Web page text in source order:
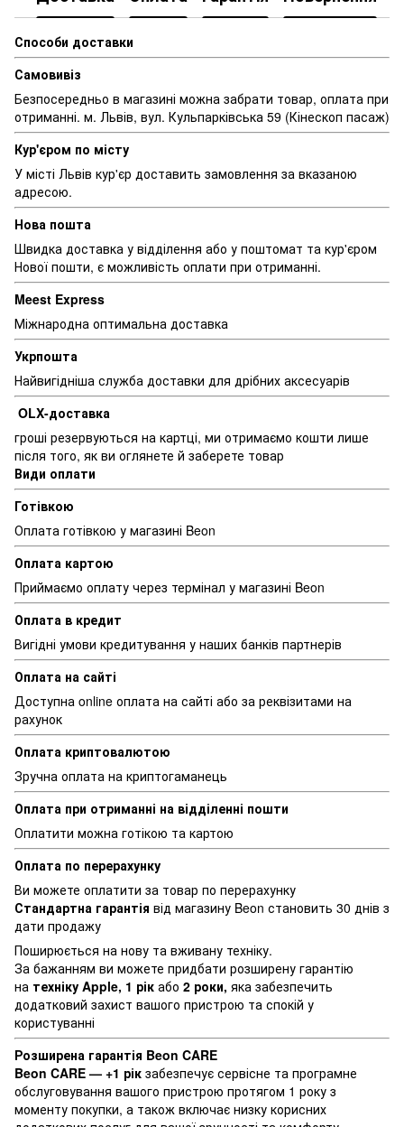
Способи доставки
Самовивіз
Безпосередньо в магазині можна забрати товар, оплата при
отриманні. м. Львів, вул. Кульпарківська 59 (Кінескоп пасаж)
Кур'єром по місту
У місті Львів кур'єр доставить замовлення за вказаною
адресою.
Нова пошта
Швидка доставка у відділення або у поштомат та кур'єром
Нової пошти, є можливість оплати при отриманні.
Meest Express
Міжнародна оптимальна доставка
Укрпошта
Найвигідніша служба доставки для дрібних аксесуарів
OLX-доставка
гроші резервуються на картці, ми отримаємо кошти лише
після того, як ви оглянете й заберете товар
Види оплати
Готівкою
Оплата готівкою у магазині Beon
Оплата картою
Приймаємо оплату через термінал у магазині Beon
Оплата в кредит
Вигідні умови кредитування у наших банків партнерів
Оплата на сайті
Доступна online оплата на сайті або за реквізитами на
рахунок
Оплата криптовалютою
Зручна оплата на криптогаманець
Оплата при отриманні на відділенні пошти
Оплатити можна готікою та картою
Оплата по перерахунку
Ви можете оплатити за товар по перерахунку
Стандартна гарантія від магазину Beon становить 30 днів з
дати продажу
Поширюється на нову та вживану техніку.
За бажанням ви можете придбати розширену гарантію
на техніку Apple, 1 рік або 2 роки, яка забезпечить
додатковий захист вашого пристрою та спокій у
користуванні
Розширена гарантія Beon CARE
Beon CARE — +1 рік забезпечує сервісне та програмне
обслуговування вашого пристрою протягом 1 року з
моменту покупки, а також включає низку корисних